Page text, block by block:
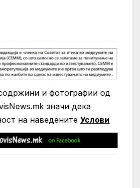
и фотографии од
значи дека
на нaведените Услови